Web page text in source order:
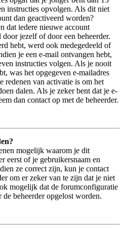
instructies opvolgen. Als dit niet
dan geactiveerd worden?
dat iedere nieuwe account
jezelf of door een beheerder.
hebt, werd ook medegedeeld of
je een e-mail ontvangen hebt,
instructies volgen. Als je nooit
was het opgegeven e-mailadres
redenen van activatie is om het
dalen. Als je zeker bent dat je e-
dan contact op met de beheerder.
mogelijk waarom je dit
eerst of je gebruikersnaam en
ze correct zijn, kun je contact
om er zeker van te zijn dat je niet
mogelijk dat de forumconfiguratie
beheerder opgelost worden.